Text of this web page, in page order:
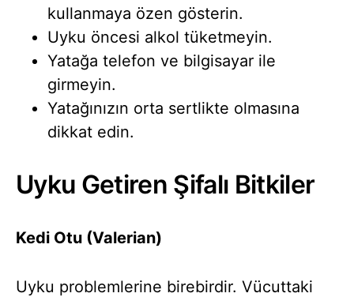
kullanmaya özen gösterin.
Uyku öncesi alkol tüketmeyin.
Yatağa telefon ve bilgisayar ile
girmeyin.
Yatağınızın orta sertlikte olmasına
dikkat edin.
Uyku Getiren Şifalı Bitkiler
Kedi Otu (Valerian)
Uyku problemlerine birebirdir. Vücuttaki